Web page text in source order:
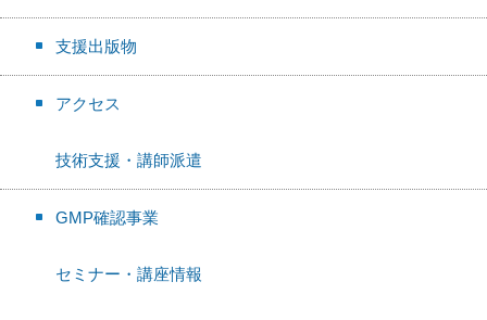
支援出版物
アクセス
技術支援・講師派遣
GMP確認事業
セミナー・講座情報